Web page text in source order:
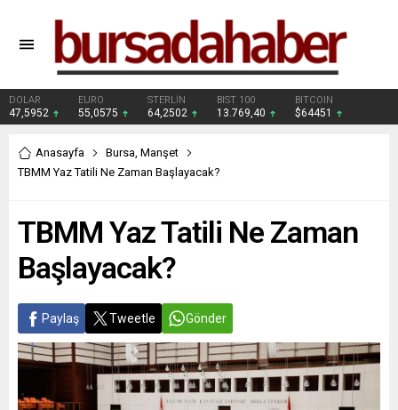
DOLAR
47,5952
EURO
55,0575
STERLİN
64,2502
BIST 100
13.769,40
BITCOIN
$64451
Anasayfa Bursa, Manşet
TBMM Yaz Tatili Ne Zaman Başlayacak?
TBMM Yaz Tatili Ne Zaman
Başlayacak?
Paylaş Tweetle Gönder